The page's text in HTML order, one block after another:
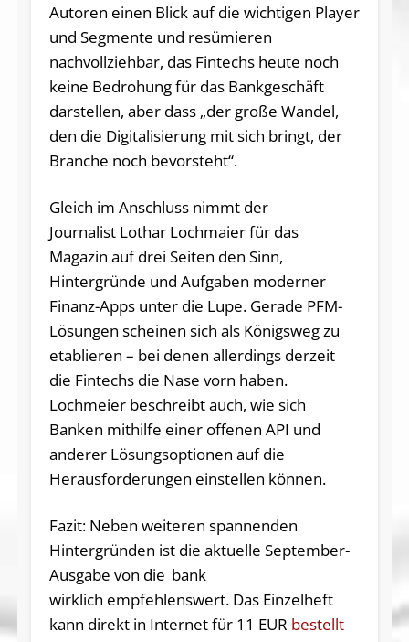
Autoren einen Blick auf die wichtigen Player
und Segmente und resümieren
nachvollziehbar, das Fintechs heute noch
keine Bedrohung für das Bankgeschäft
darstellen, aber dass „der große Wandel,
den die Digitalisierung mit sich bringt, der
Branche noch bevorsteht“.
Gleich im Anschluss nimmt der
Journalist Lothar Lochmaier für das
Magazin auf drei Seiten den Sinn,
Hintergründe und Aufgaben moderner
Finanz-Apps unter die Lupe. Gerade PFM-
Lösungen scheinen sich als Königsweg zu
etablieren – bei denen allerdings derzeit
die Fintechs die Nase vorn haben.
Lochmeier beschreibt auch, wie sich
Banken mithilfe einer offenen API und
anderer Lösungsoptionen auf die
Herausforderungen einstellen können.
Fazit: Neben weiteren spannenden
Hintergründen ist die aktuelle September-
Ausgabe von die_bank
wirklich empfehlenswert. Das Einzelheft
kann direkt in Internet für 11 EUR bestellt